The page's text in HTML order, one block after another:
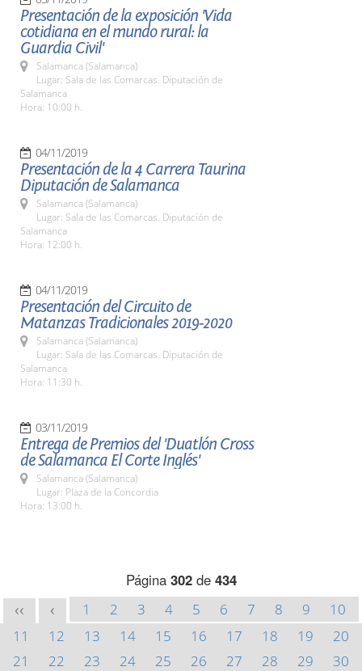
Presentación de la exposición 'Vida
cotidiana en el mundo rural: la
Guardia Civil'
Salamanca (Salamanca)
Lugar: Sala de las Comarcas. Diputación de
Salamanca
Hora: 10:00 h.
04/11/2019
Presentación de la 4 Carrera Taurina
Diputación de Salamanca
Salamanca (Salamanca)
Lugar: Sala de las Comarcas. Diputación de
Salamanca
Hora: 12:00 h.
04/11/2019
Presentación del Circuito de
Matanzas Tradicionales 2019-2020
Salamanca (Salamanca)
Lugar: Sala de las Comarcas. Diputación de
Salamanca
Hora: 11:30 h.
03/11/2019
Entrega de Premios del 'Duatlón Cross
de Salamanca El Corte Inglés'
Salamanca (Salamanca)
Lugar: Plaza de la Concordia
Hora: 13:00 h.
Página 302de 434
<< < 1 2 3 4 5 6 7 8 9
10
11
12 13 14 15 16 17 18 19
20
21
22 23 24 25 26 27 28 29
30